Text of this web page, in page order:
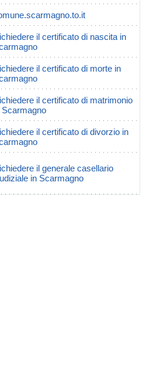
il certificato di nascita in
il certificato di morte in
il certificato di matrimonio
Scarmagno
il certificato di divorzio in
il generale casellario
in Scarmagno